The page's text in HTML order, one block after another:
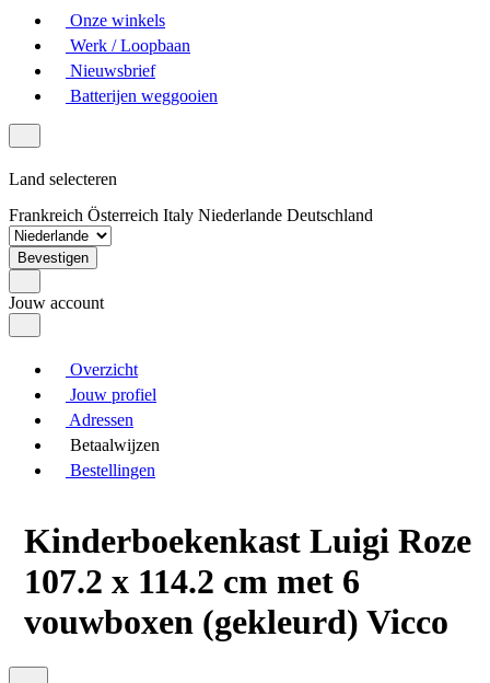
Onze winkels
Werk / Loopbaan
Nieuwsbrief
Batterijen weggooien
Land selecteren
Frankreich Österreich Italy Niederlande Deutschland
Bevestigen
Jouw account
Overzicht
Jouw profiel
Adressen
Betaalwijzen
Bestellingen
Kinderboekenkast Luigi Roze
107.2 x 114.2 cm met 6
vouwboxen (gekleurd) Vicco